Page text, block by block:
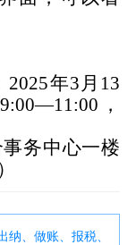
2025年3月13
，
务中心一楼
、做账、报税、